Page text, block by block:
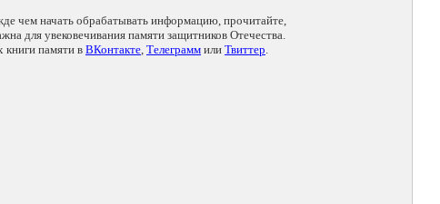
чем начать обрабатывать информацию, прочитайте,
для увековечивания памяти защитников Отечества.
памяти в ВКонтакте, Телеграмм или Твиттер.